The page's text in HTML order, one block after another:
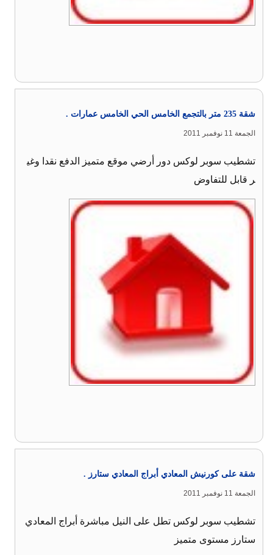
شقة 235 متر بالتجمع الخامس الحي الخامس عمارات .
الجمعة 11 نوفمبر 2011
تشطيب سوبر لوكس دور أرضي موقع متميز الدفع نقدا وغي
ر قابل للتفاوض
شقة على كورنيش المعادي أبراج المعادي ستارز .
الجمعة 11 نوفمبر 2011
تشطيب سوبر لوكس تطل على النيل مباشرة أبراج المعادي
ستارز مستوى متميز